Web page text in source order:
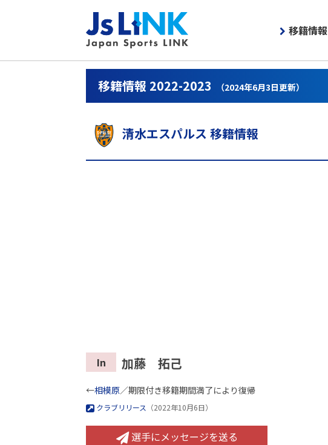
移籍情報
移籍情報 2022-2023 （2024年6月3日更新）
清水エスパルス 移籍情報
In 加藤 拓己
←相模原／期限付き移籍期間満了により復帰
クラブリリース （2022年10月6日）
選手にメッセージを送る